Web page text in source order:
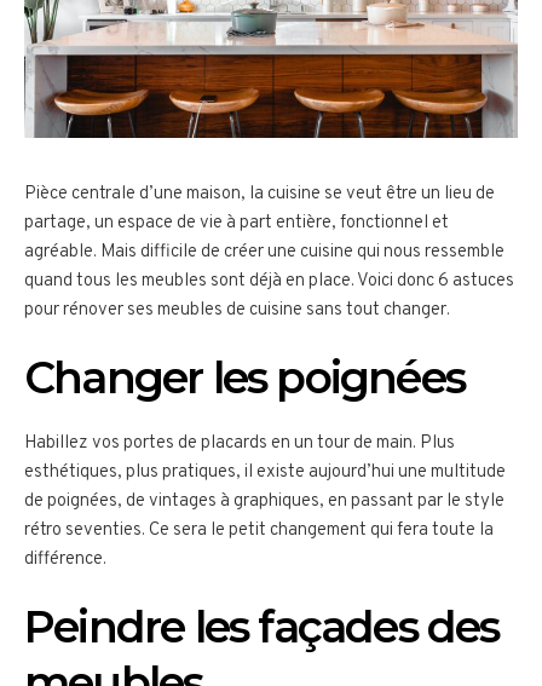
Pièce centrale d’une maison, la cuisine se veut être un lieu de
partage, un espace de vie à part entière, fonctionnel et
agréable. Mais difficile de créer une cuisine qui nous ressemble
quand tous les meubles sont déjà en place. Voici donc 6 astuces
pour rénover ses meubles de cuisine sans tout changer.
Changer les poignées
Habillez vos portes de placards en un tour de main. Plus
esthétiques, plus pratiques, il existe aujourd’hui une multitude
de poignées, de vintages à graphiques, en passant par le style
rétro seventies. Ce sera le petit changement qui fera toute la
différence.
Peindre les façades des